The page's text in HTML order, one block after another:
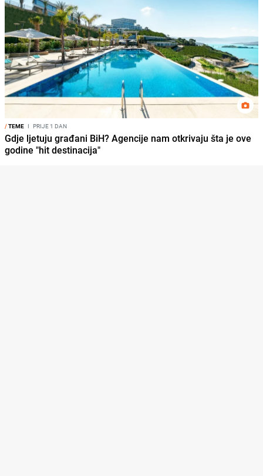
/TEME I PRIJE 1 DAN
Gdje ljetuju građani BiH? Agencije nam otkrivaju šta je ove
godine "hit destinacija"